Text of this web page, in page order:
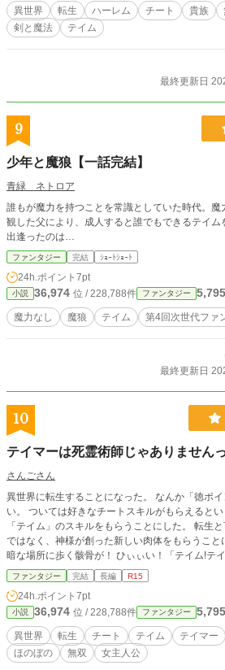
異世界 転生 ハーレム チート 貴族
剣と魔法
テイム
最終更新日
9
少年と魔狼【一話完結】
青緑 ネトロア
誰もが魔力を持つことを常識としていた時代。
観した父により、成人すると誰でもできるテイ
出逢ったのは…
ファンタジー 完結 ｼｮｰﾄｼｮｰﾄ
24h.ポイント 7pt
小説 36,974 位 / 228,788件 ファンタジー 5,795
魔力なし 魔狼 テイム 第4回次世代ファ
最終更新日
10
テイマーは死霊術師じゃありません
さんごさん
異世界に転生することになった。 なんか「徳ポ
い。 ついては好きなチートスキルがもらえると
「テイム」のスキルをもらうことにした。 転生
ではなく、神様が創った新しい肉体をもらうこ
暗な場所に歩く骸骨が！ ひぃぃい！「テイム!テ
かり！「テイム!テイムテイム!」 私は歩く。カタ
スケルトンが私に従ってついてくる。 どうしてこ
した この作品は、『三上珊瑚』名義で小説家にな
ファンタジー 完結 長編 R15
24h.ポイント 7pt
小説 36,974 位 / 228,788件 ファンタジー 5,795
異世界 転生 チート テイム テイマー
ほのぼの
無双 女主人公